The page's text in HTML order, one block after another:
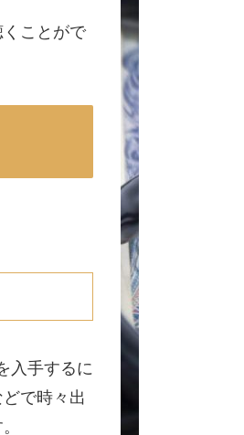
ことがで
入手するに
で時々出